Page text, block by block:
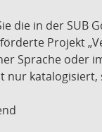
die in der SUB
Projekt
Sprache oder
nur